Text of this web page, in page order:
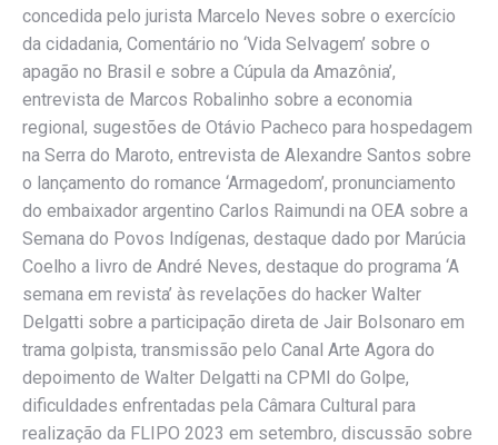
concedida pelo jurista Marcelo Neves sobre o exercício
da cidadania, Comentário no ‘Vida Selvagem’ sobre o
apagão no Brasil e sobre a Cúpula da Amazônia’,
entrevista de Marcos Robalinho sobre a economia
regional, sugestões de Otávio Pacheco para hospedagem
na Serra do Maroto, entrevista de Alexandre Santos sobre
o lançamento do romance ‘Armagedom’, pronunciamento
do embaixador argentino Carlos Raimundi na OEA sobre a
Semana do Povos Indígenas, destaque dado por Marúcia
Coelho a livro de André Neves, destaque do programa ‘A
semana em revista’ às revelações do hacker Walter
Delgatti sobre a participação direta de Jair Bolsonaro em
trama golpista, transmissão pelo Canal Arte Agora do
depoimento de Walter Delgatti na CPMI do Golpe,
dificuldades enfrentadas pela Câmara Cultural para
realização da FLIPO 2023 em setembro, discussão sobre